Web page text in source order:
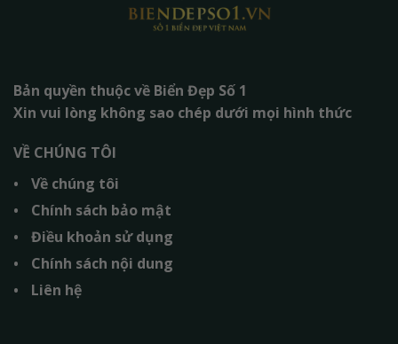
Bản quyền thuộc về Biển Đẹp Số 1
Xin vui lòng không sao chép dưới mọi hình thức
VỀ CHÚNG TÔI
Về chúng tôi
Chính sách bảo mật
Điều khoản sử dụng
Chính sách nội dung
Liên hệ